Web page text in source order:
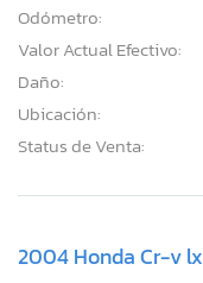
Odómetro:
Valor Actual Efectivo:
Daño:
Ubicación:
Status de Venta:
2004 Honda Cr-v lx